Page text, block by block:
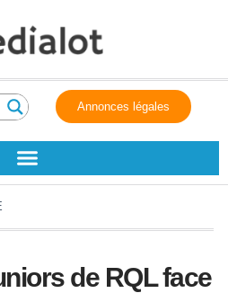
Annonces légales
de RQL face